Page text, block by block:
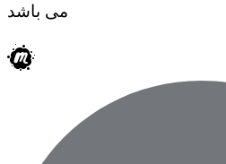
می باشد